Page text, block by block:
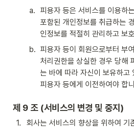
a. 피용자 등은 서비스를 이용하
포함된 개인정보를 취급하는
인정보를 적절히 관리하고 보
b. 피용자 등이 회원으로부터 부
처리권한을 상실한 경우 당해
는 바에 따라 자신이 보유하고
피용자 등에게 이전하여야 합
제 9 조 (서비스의 변경 및 중지)
1.
회사는 서비스의 향상을 위하여 기